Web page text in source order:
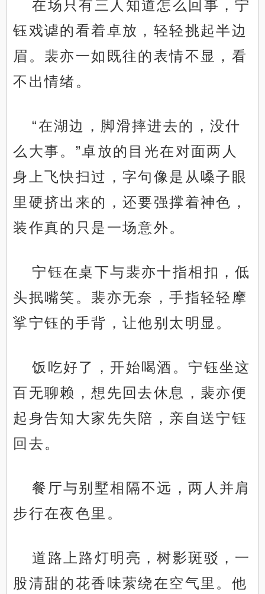
在场只有三人知道怎么回事，宁
钰戏谑的看着卓放，轻轻挑起半边
眉。裴亦一如既往的表情不显，看
不出情绪。
“在湖边，脚滑摔进去的，没什
么大事。”卓放的目光在对面两人
身上飞快扫过，字句像是从嗓子眼
里硬挤出来的，还要强撑着神色，
装作真的只是一场意外。
宁钰在桌下与裴亦十指相扣，低
头抿嘴笑。裴亦无奈，手指轻轻摩
挲宁钰的手背，让他别太明显。
饭吃好了，开始喝酒。宁钰坐这
百无聊赖，想先回去休息，裴亦便
起身告知大家先失陪，亲自送宁钰
回去。
餐厅与别墅相隔不远，两人并肩
步行在夜色里。
道路上路灯明亮，树影斑驳，一
股清甜的花香味萦绕在空气里。他